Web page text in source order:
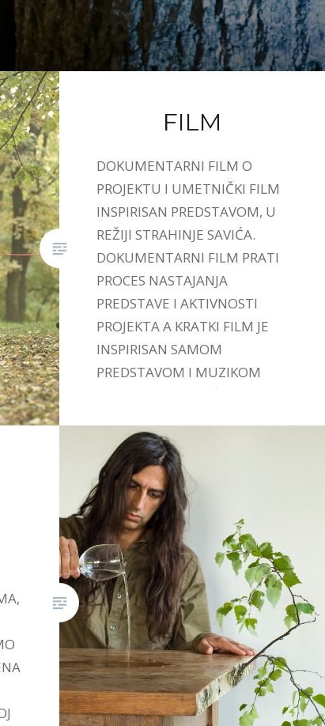
FILM
DOKUMENTARNI FILM O
PROJEKTU I UMETNIČKI FILM
INSPIRISAN PREDSTAVOM, U
REŽIJI STRAHINJE SAVIĆA.
DOKUMENTARNI FILM PRATI
PROCES NASTAJANJA
PREDSTAVE I AKTIVNOSTI
PROJEKTA A KRATKI FILM JE
INSPIRISAN SAMOM
PREDSTAVOM I MUZIKOM